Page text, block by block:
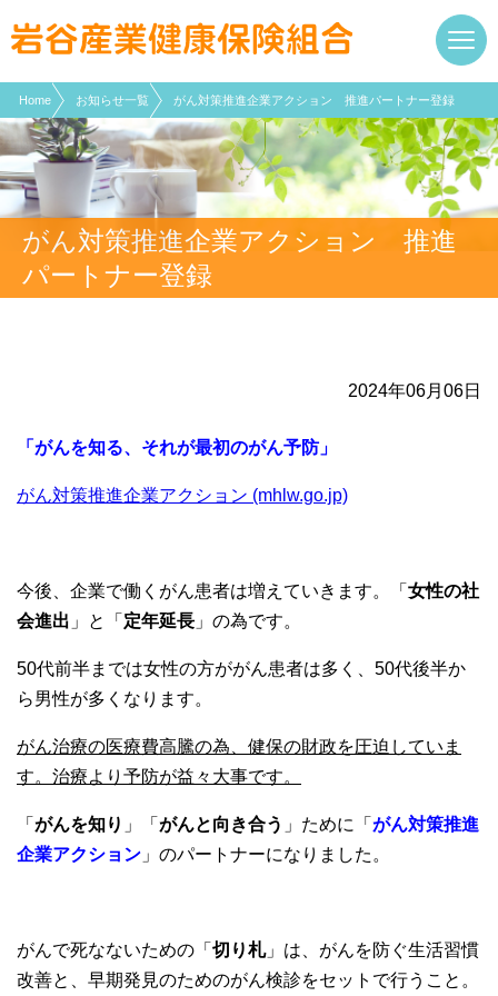
Home お知らせ一覧 がん対策推進企業アクション 推進パートナー登録
がん対策推進企業アクション 推進
パートナー登録
2024年06月06日
「がんを知る、それが最初のがん予防」
がん対策推進企業アクション (mhlw.go.jp)
今後、企業で働くがん患者は増えていきます。「 女性の社
会進出 」と「 定年延長 」の為です。
50代前半までは女性の方ががん患者は多く、50代後半か
ら男性が多くなります。
がん治療の医療費高騰の為、健保の財政を圧迫していま
す。治療より予防が益々大事です。
「 がんを知り 」「 がんと向き合う 」ために「 がん対策推進
企業アクション 」のパートナーになりました。
がんで死なないための「 切り札」は、がんを防ぐ生活習慣
改善と、早期発見のためのがん検診をセットで行うこと。